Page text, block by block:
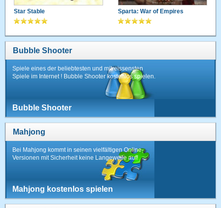
Star Stable Sparta: War of Empires
Bubble Shooter
Spiele eines der beliebtesten und mitreissensten
Spiele im Internet ! Bubble Shooter kostenlos spielen.
Bubble Shooter
Mahjong
Bei Mahjong kommt in seinen vielfältigen Online-
Versionen mit Sicherheit keine Langeweile auf!
Mahjong kostenlos spielen